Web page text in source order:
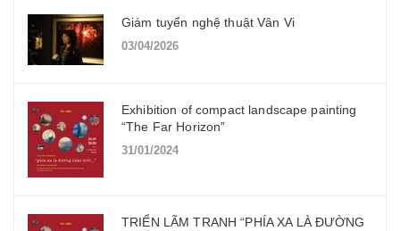
Giám tuyển nghệ thuật Vân Vi
03/04/2026
Exhibition of compact landscape painting
“The Far Horizon”
31/01/2024
TRIỂN LÃM TRANH “PHÍA XA LÀ ĐƯỜNG